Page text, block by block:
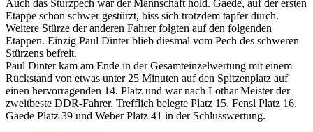
Auch das Sturzpech war der Mannschaft hold. Gaede, auf der ersten
Etappe schon schwer gestürzt, biss sich trotzdem tapfer durch.
Weitere Stürze der anderen Fahrer folgten auf den folgenden
Etappen. Einzig Paul Dinter blieb diesmal vom Pech des schweren
Stürzens befreit.
Paul Dinter kam am Ende in der Gesamteinzelwertung mit einem
Rückstand von etwas unter 25 Minuten auf den Spitzenplatz auf
einen hervorragenden 14. Platz und war nach Lothar Meister der
zweitbeste DDR-Fahrer. Trefflich belegte Platz 15, Fensl Platz 16,
Gaede Platz 39 und Weber Platz 41 in der Schlusswertung.